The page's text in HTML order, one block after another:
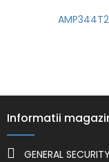
Informatii
GENERAL